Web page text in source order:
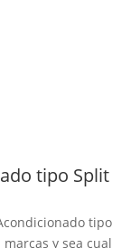
tipo Split
tipo
y sea cual